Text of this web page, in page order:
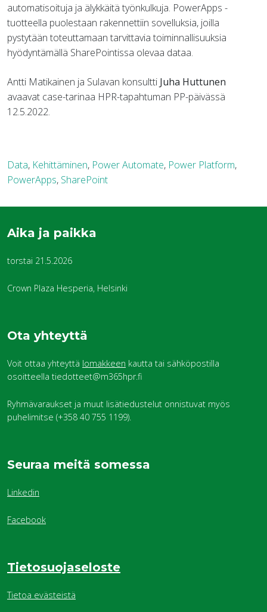
automatisoituja ja älykkäitä työnkulkuja. PowerApps -
tuotteella puolestaan rakennettiin sovelluksia, joilla
pystytään toteuttamaan tarvittavia toiminnallisuuksia
hyödyntämällä SharePointissa olevaa dataa.
Antti Matikainen ja Sulavan konsultti Juha Huttunen
avaavat case-tarinaa HPR-tapahtuman PP-päivässä
12.5.2022.
Data, Kehittäminen, Power Automate, Power Platform,
PowerApps, SharePoint
Aika ja paikka
torstai 21.5.2026
Crown Plaza Hesperia, Helsinki
Ota yhteyttä
Voit ottaa yhteyttä lomakkeen kautta tai sähköpostilla
osoitteella tiedotteet@m365hpr.fi
Ryhmävaraukset ja muut lisätiedustelut onnistuvat myös
puhelimitse (+358 40 755 1199).
Seuraa meitä somessa
Linkedin
Facebook
Tietosuojaseloste
Tietoa evästeistä